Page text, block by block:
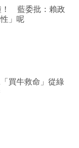
！ 藍委批：賴政
」呢
買牛救命」從綠